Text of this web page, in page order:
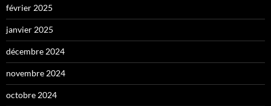
février 2025
janvier 2025
décembre 2024
novembre 2024
octobre 2024